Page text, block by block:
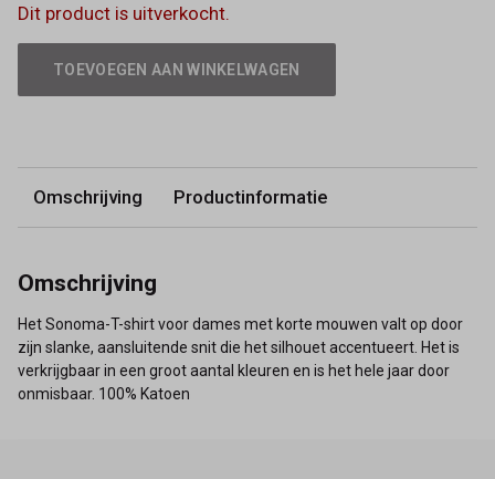
Dit product is uitverkocht.
TOEVOEGEN AAN WINKELWAGEN
Omschrijving Productinformatie
Omschrijving
Het Sonoma-T-shirt voor dames met korte mouwen valt op door
zijn slanke, aansluitende snit die het silhouet accentueert. Het is
verkrijgbaar in een groot aantal kleuren en is het hele jaar door
onmisbaar. 100% Katoen